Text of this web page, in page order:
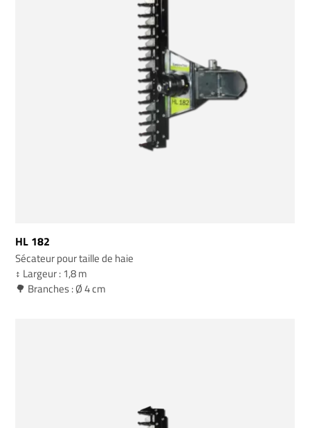
HL 182
Sécateur pour taille de haie
↕️ Largeur : 1,8 m
🌳 Branches : Ø 4 cm